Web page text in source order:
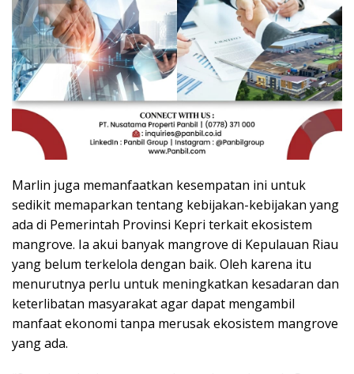
Marlin juga memanfaatkan kesempatan ini untuk
sedikit memaparkan tentang kebijakan-kebijakan yang
ada di Pemerintah Provinsi Kepri terkait ekosistem
mangrove. Ia akui banyak mangrove di Kepulauan Riau
yang belum terkelola dengan baik. Oleh karena itu
menurutnya perlu untuk meningkatkan kesadaran dan
keterlibatan masyarakat agar dapat mengambil
manfaat ekonomi tanpa merusak ekosistem mangrove
yang ada.